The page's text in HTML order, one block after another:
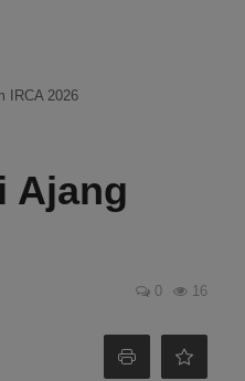
IRCA 2026
Ajang
0 16